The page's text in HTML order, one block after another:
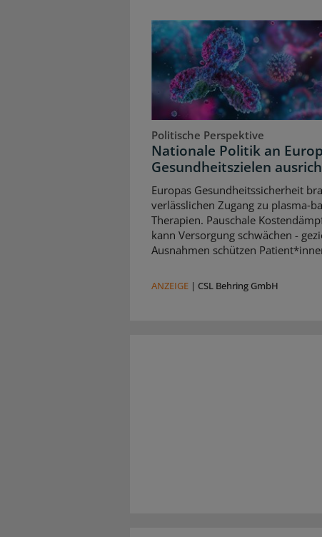
Politische Perspektive
Nationale Politik an
Gesundheitszielen
Europas Gesundheitssicherheit
verlässlichen Zugang zu
Therapien. Pauschale
kann Versorgung schwächen -
Ausnahmen schützen
ANZEIGE | CSL Behring GmbH